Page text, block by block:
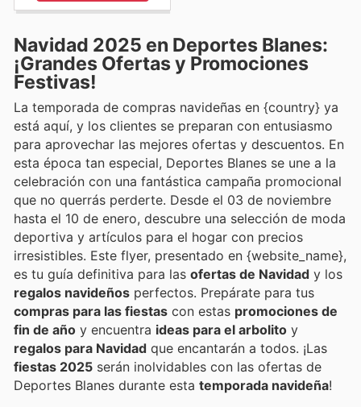
Navidad 2025 en Deportes Blanes:
¡Grandes Ofertas y Promociones
Festivas!
La temporada de compras navideñas en {country} ya
está aquí, y los clientes se preparan con entusiasmo
para aprovechar las mejores ofertas y descuentos. En
esta época tan especial, Deportes Blanes se une a la
celebración con una fantástica campaña promocional
que no querrás perderte. Desde el 03 de noviembre
hasta el 10 de enero, descubre una selección de moda
deportiva y artículos para el hogar con precios
irresistibles. Este flyer, presentado en {website_name},
es tu guía definitiva para las ofertas de Navidad y los
regalos navideños perfectos. Prepárate para tus
compras para las fiestas con estas promociones de
fin de año y encuentra ideas para el arbolito y
regalos para Navidad que encantarán a todos. ¡Las
fiestas 2025 serán inolvidables con las ofertas de
Deportes Blanes durante esta temporada navideña!